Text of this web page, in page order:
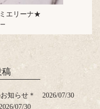
エリーナ★
稿
知らせ＊
2026/07/30
07/30